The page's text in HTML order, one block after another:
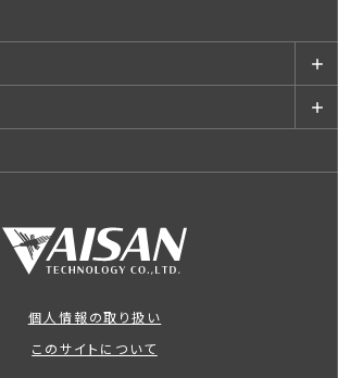
個人情報の取り扱い
このサイトについて